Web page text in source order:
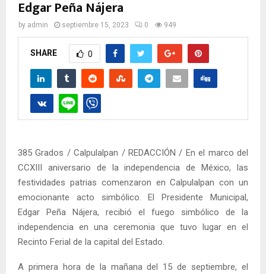
Edgar Peña Nájera
by admin septiembre 15, 2023 0 949
SHARE 0
385 Grados / Calpulalpan / REDACCIÓN / En el marco del
CCXIII aniversario de la independencia de México, las
festividades patrias comenzaron en Calpulalpan con un
emocionante acto simbólico. El Presidente Municipal,
Edgar Peña Nájera, recibió el fuego simbólico de la
independencia en una ceremonia que tuvo lugar en el
Recinto Ferial de la capital del Estado.
A primera hora de la mañana del 15 de septiembre, el